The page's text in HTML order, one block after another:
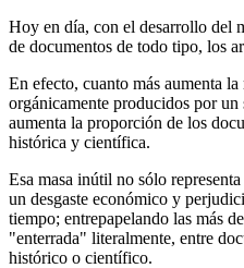
Hoy en día, con el desarrollo del
de docu­mentos de todo tipo, los
En efecto, cuanto más aumenta la
orgánicamente producidos por
aumenta la proporción de los
histórica y científica.
Esa masa inútil no sólo
un des­gaste económico y
tiempo; entrepape­lando las más
"enterrada" literalmente, entre
histórico o científico.